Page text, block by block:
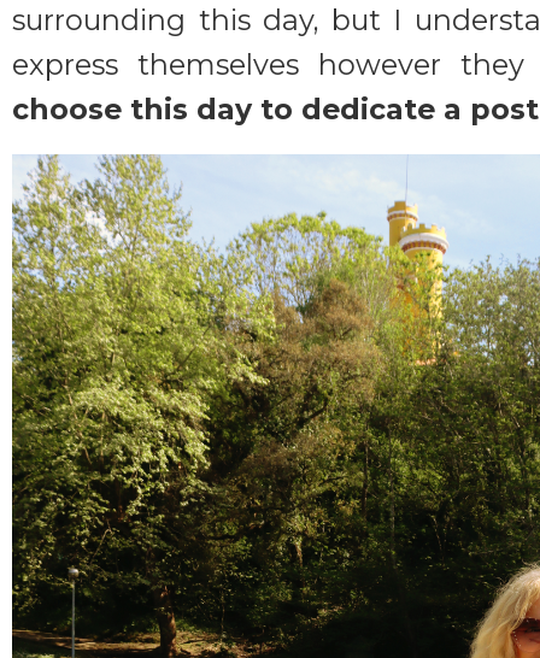
surrounding this day, but I
express themselves however
choose this day to dedicate a